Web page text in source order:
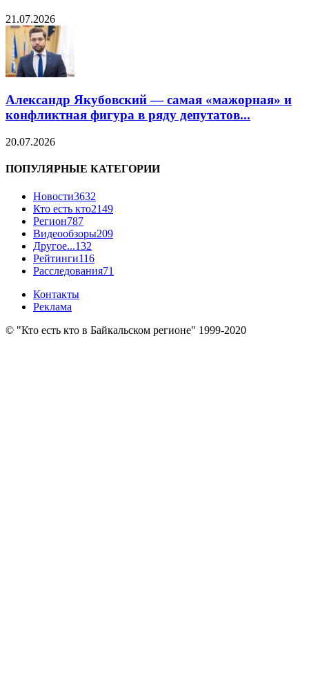
21.07.2026
Александр Якубовский — самая «мажорная» и
конфликтная фигура в ряду депутатов...
20.07.2026
ПОПУЛЯРНЫЕ КАТЕГОРИИ
Новости3632
Кто есть кто2149
Регион787
Видеообзоры209
Другое...132
Рейтинги116
Расследования71
Контакты
Реклама
© "Кто есть кто в Байкальском регионе" 1999-2020